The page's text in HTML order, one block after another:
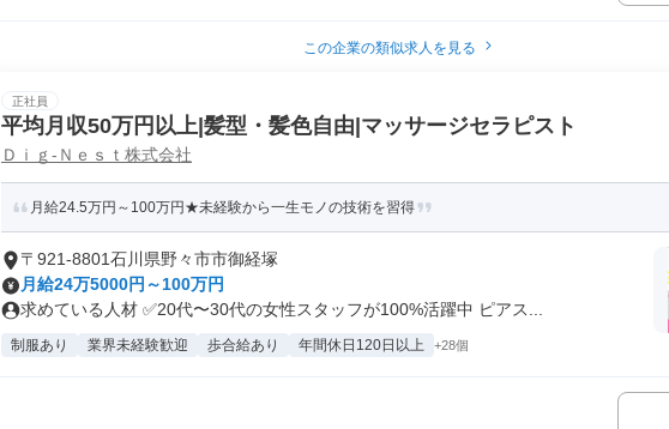
この企業の類似求人を見る
正社員
平均月収50万円以上|髪型・髪色自由|マッサージセラピスト
Ｄｉｇ‐Ｎｅｓｔ株式会社
月給24.5万円～100万円★未経験から一生モノの技術を習得
〒921-8801石川県野々市市御経塚
月給24万5000円～100万円
求めている人材 ✅20代〜30代の女性スタッフが100%活躍中 ピアス...
制服あり 業界未経験歓迎 歩合給あり 年間休日120日以上 +28個